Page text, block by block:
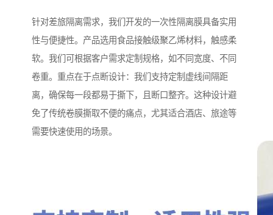
针对差旅隔离需求，我们开发的一次性隔离膜具备实用
性与便捷性。产品选用食品接触级聚乙烯材料，触感柔
软。我们可根据客户需求定制规格，如不同宽度、不同
卷重。重点在于点断设计：我们支持定制虚线间隔距
离，确保每一段都易于撕下，且断口整齐。这种设计避
免了传统卷膜撕取不便的痛点，尤其适合酒店、旅途等
需要快速使用的场景。